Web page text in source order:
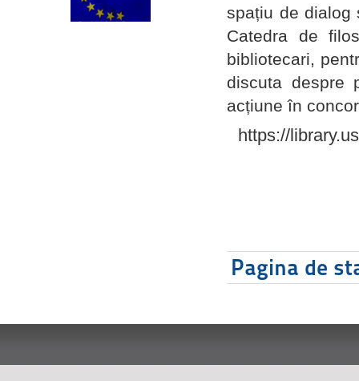
spațiu de dialog
Catedra de
bibliotecari,
discuta despre
acțiune în
https://
Pagina de